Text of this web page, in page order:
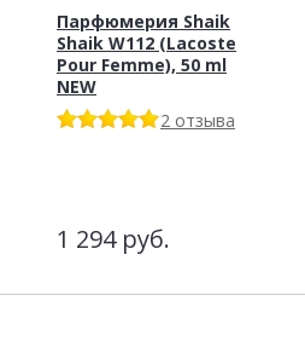
Парфюмерия Shaik
Shaik W112 (Lacoste
Pour Femme), 50 ml
NEW
2 отзыва
1 294 руб.